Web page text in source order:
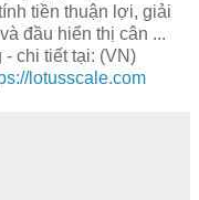
tiền thuận lợi, giải
đầu hiển thị cân ...
chi tiết tại: (VN)
lotusscale.com